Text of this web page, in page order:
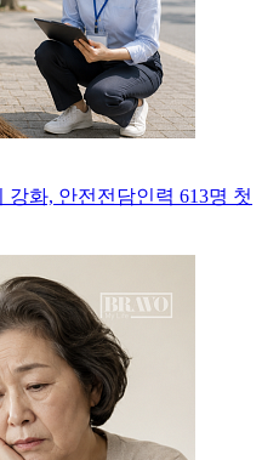
강화, 안전전담인력 613명 첫